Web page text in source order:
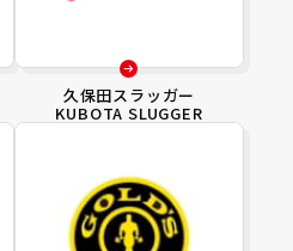
久保田スラッガー
KUBOTA SLUGGER